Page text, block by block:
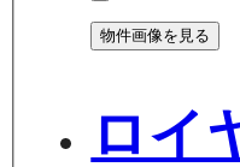
物件画像を見る
ロイ